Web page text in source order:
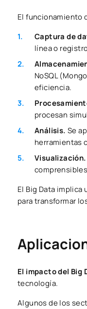
El funcionamiento
Captura de
línea o
NoSQL
eficiencia.
procesan
Análisis. Se
herramientas
Visualización.
El Big Data implica
para transformar
El impacto del
tecnología.
Algunos de los